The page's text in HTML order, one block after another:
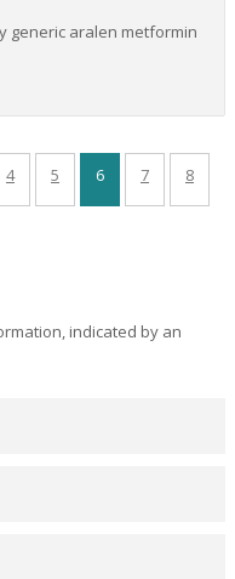
generic aralen metformin
4 5 6 7 8
indicated by an